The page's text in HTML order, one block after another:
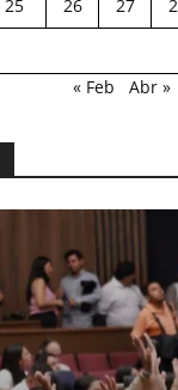
25 26 27
« Feb
Abr »